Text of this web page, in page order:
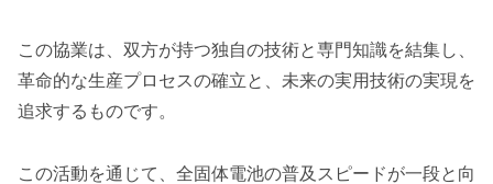
この協業は、双方が持つ独自の技術と専門知識を結集し、
革命的な生産プロセスの確立と、未来の実用技術の実現を
追求するものです。
この活動を通じて、全固体電池の普及スピードが一段と向